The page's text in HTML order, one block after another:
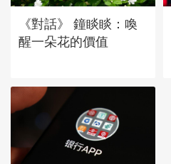
《對話》 鐘睒睒：喚
醒一朵花的價值